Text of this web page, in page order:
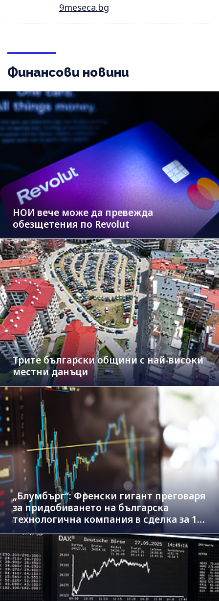
9meseca.bg
Финансови новини
НОИ вече може да превежда
обезщетения по Revolut
Трите български общини с най-високи
местни данъци
„Блумбърг“: Френски гигант преговаря
за придобиването на българска
технологична компания в сделка за 1.3
млрд. евро